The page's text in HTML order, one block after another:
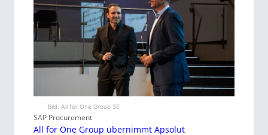
Bild: All for One Group SE
SAP Procurement
All for One Group übernimmt Apsolut